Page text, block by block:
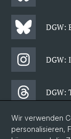
DGW:
DGW:
DGW:
DGW:
Wir verwenden
personalisieren,